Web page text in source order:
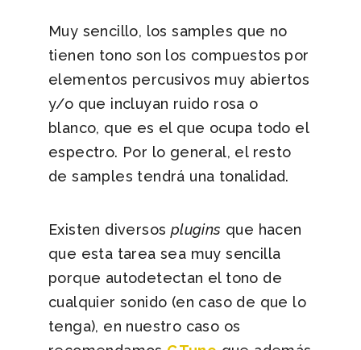
Muy sencillo, los samples que no
tienen tono son los compuestos por
elementos percusivos muy abiertos
y/o que incluyan ruido rosa o
blanco, que es el que ocupa todo el
espectro. Por lo general, el resto
de samples tendrá una tonalidad.
Existen diversos plugins que hacen
que esta tarea sea muy sencilla
porque autodetectan el tono de
cualquier sonido (en caso de que lo
tenga), en nuestro caso os